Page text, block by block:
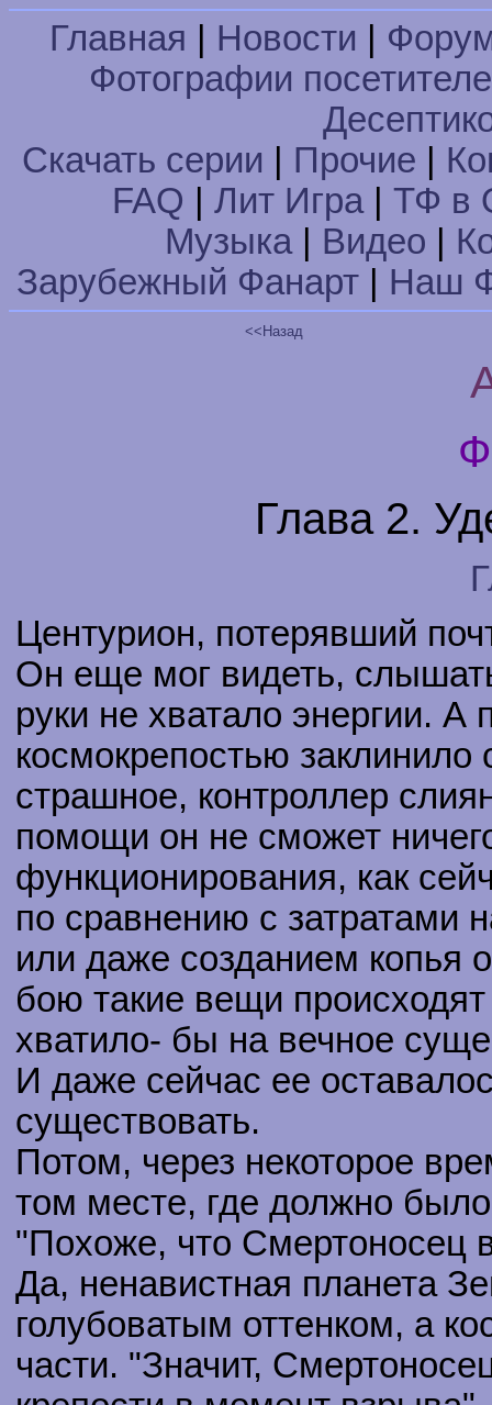
Главная Новости
Фотографии
Скачать серии
Прочие
FAQ
Лит Игра| ТФ в
Музыка| Видео
Зарубежный Фанарт
Наш
<<Назад
Глава 2.
Центурион, потерявший
Он еще мог видеть,
руки не хватало энергии. А
космокрепостью
страшное, контроллер
помощи он не сможет
функционирования, как
по сравнению с затратами
или даже созданием копья
бою такие вещи происходят
хватило- бы на вечное
И даже сейчас ее
существовать.
Потом, через некоторое
том месте, где должно
"Похоже, что Смертоносец
Да, ненавистная планета
голубоватым оттенком, а
части. "Значит,